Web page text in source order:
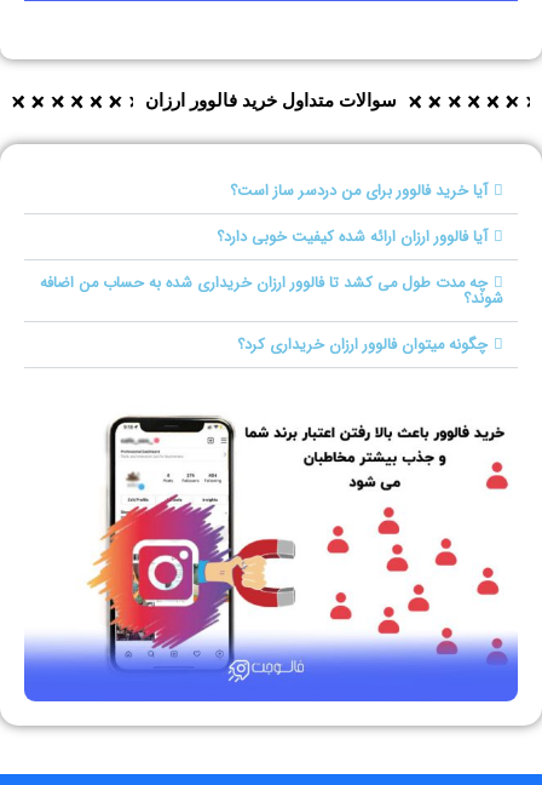
سوالات متداول خرید فالوور ارزان
آیا خرید فالوور برای من دردسر ساز است؟
آیا فالوور ارزان ارائه شده کیفیت خوبی دارد؟
چه مدت طول می کشد تا فالوور ارزان خریداری شده به حساب من اضافه
شوند؟
چگونه میتوان فالوور ارزان خریداری کرد؟